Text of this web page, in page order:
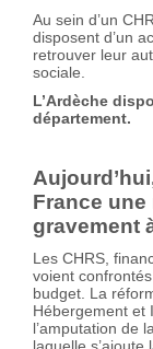
Au sein d’un
disposent d’un
retrouver leur
sociale.
L’Ardèche
département.
France
gravement
Les CHRS,
voient
budget. La
Hébergement et
l’amputation de